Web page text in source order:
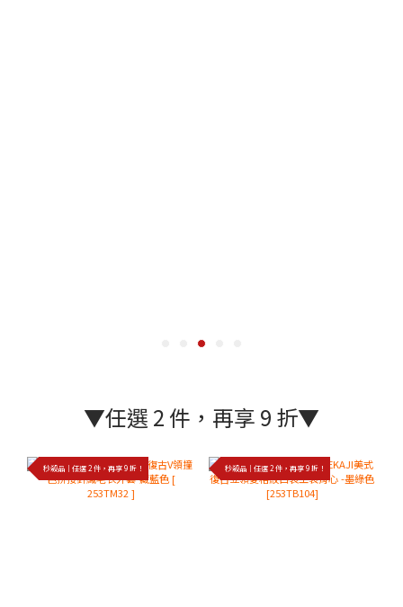
▼任選 2 件，再享 9 折▼
秒殺品｜任選 2 件，再享 9 折！ 秒殺品｜任選 2 件，再享 9 折！